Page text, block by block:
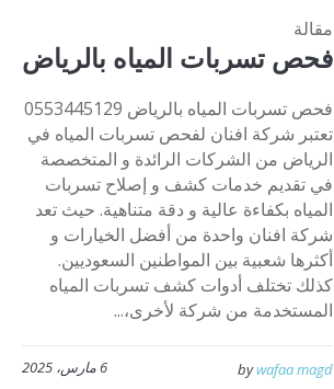
مقالة
فحص تسربات المياه بالرياض
فحص تسربات المياه بالرياض 0553445129
تعتبر شركة افنان لفحص تسربات المياه في
الرياض من الشركات الرائدة و المتخصصة
في تقديم خدمات كشف و إصلاح تسربات
المياه بكفاءة عالية و دقة متناهية. حيث تعد
شركة افنان واحدة من أفضل الخيارات و
أكثرها شعبية بين المواطنين السعوديين.
كذلك تختلف أدوات كشف تسربات المياه
المستخدمة من شركة لأخرى،...
6 مارس، 2025 bywafaa magd